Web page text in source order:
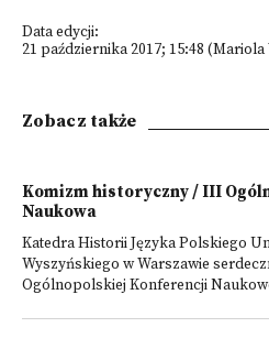
Data edycji:
21 października 2017; 15:48
Zobacz także
Komizm historyczny / III
Naukowa
Katedra Historii Języka Polskiego
Wyszyńskiego w Warszawie
Ogólnopolskiej Konferencji